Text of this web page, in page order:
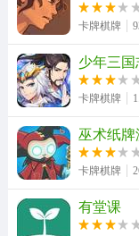
卡牌棋牌
少年三
卡牌棋牌
巫术纸
卡牌棋牌
有堂课